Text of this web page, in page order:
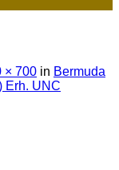
× 700 in Bermuda
Erh. UNC